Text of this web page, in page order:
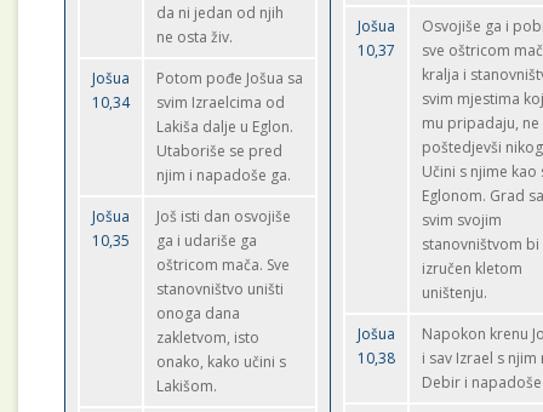
da ni jedan od njih
ne osta živ.
Jošua
10,34
Potom pođe Jošua sa
svim Izraelcima od
Lakiša dalje u Eglon.
Utaboriše se pred
njim i napadoše ga.
Jošua
10,35
Još isti dan osvojiše
ga i udariše ga
oštricom mača. Sve
stanovništvo uništi
onoga dana
zakletvom, isto
onako, kako učini s
Lakišom.
Jošua
10,37
Osvojiše ga i
sve oštricom
kralja i
svim mjestima
mu pripadaju, ne
poštedjevši
Učini s njime kao
Eglonom. Grad
svim svojim
stanovništvom bi
izručen kletom
uništenju.
Jošua
10,38
Napokon krenu
i sav Izrael s njim
Debir i